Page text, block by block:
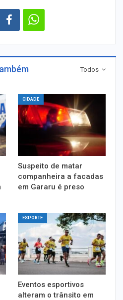
Todos
CIDADE
Suspeito de matar
companheira a facadas
em Gararu é preso
ESPORTE
Eventos esportivos
alteram o trânsito em